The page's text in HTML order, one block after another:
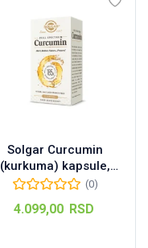
Solgar Curcumin
(kurkuma) kapsule,
30kom
(0)
4.099,00 RSD